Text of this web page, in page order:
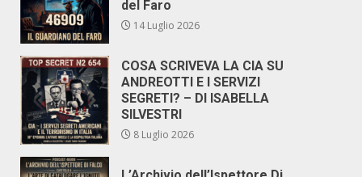
del Faro
14 Luglio 2026
COSA SCRIVEVA LA CIA SU
ANDREOTTI E I SERVIZI
SEGRETI? – DI ISABELLA
SILVESTRI
8 Luglio 2026